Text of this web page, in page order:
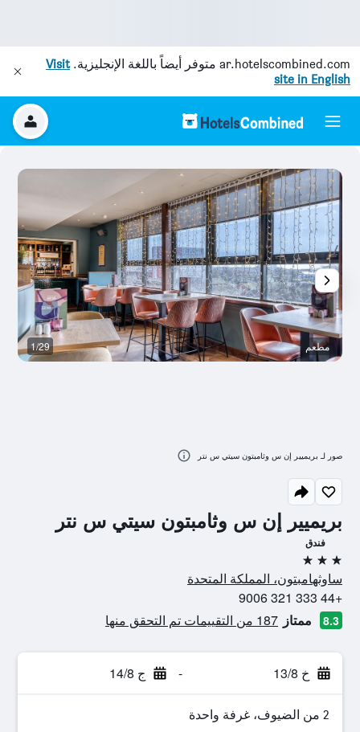
ar.hotelscombined.com متوفر أيضاً باللغة الإنجليزية.Visit
site in English
بريميير إن س وثامبتون سيتي س نتر
فندق
3 نجوم
ساوثهامبتون، المملكة المتحدة
+44 333 321 9006
8.3 ممتاز 187 من التقييمات تم التحقق منها
خ 13/8 - ج 14/8
2 من الضيوف، غرفة واحدة
مطعم 1/29
صور لـ بريميير إن س وثامبتون سيتي س نتر